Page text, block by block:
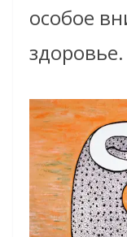
особое
здоровье.